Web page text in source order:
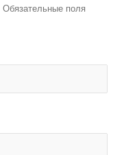
Обязательные поля